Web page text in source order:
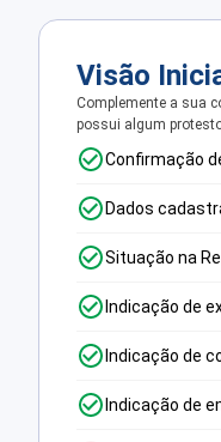
Visão
Complemente a sua
possui algum
Confirmação
Dados
Situação na
Indicação de
Indicação de
Indicação de